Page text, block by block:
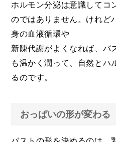
ホルモン分泌は意識してコ
のではありません。けれど
身の血液循環や
新陳代謝がよくなれば、バ
も温かく潤って、自然とハ
るのです。
おっぱいの形が変わる